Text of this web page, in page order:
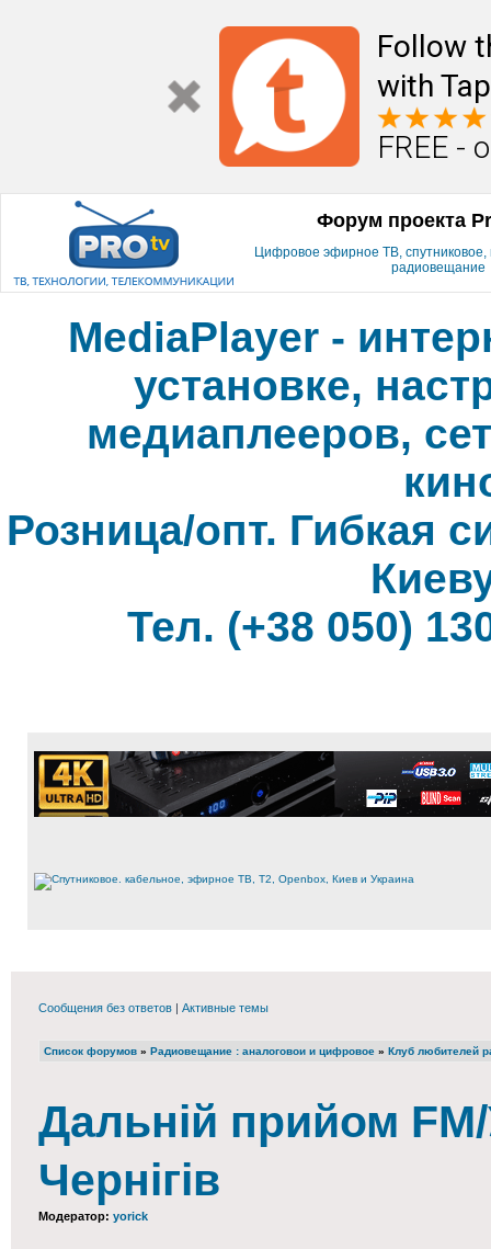
Follow
with
FREE -
Форум проекта
Цифровое эфирное ТВ, спутниковое,
радиовещание
MediaPlayer -
установке,
медиаплееров,
Розница/опт. Гибкая
Тел. (+38 050)
Сообщения без ответов | Активные темы
Список форумов » Радиовещание : аналоговои и цифровое » Клуб любителей
Дальній прийом
Чернігів
Модератор: yorick